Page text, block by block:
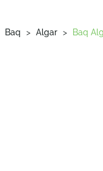
Baq > Algar > Baq